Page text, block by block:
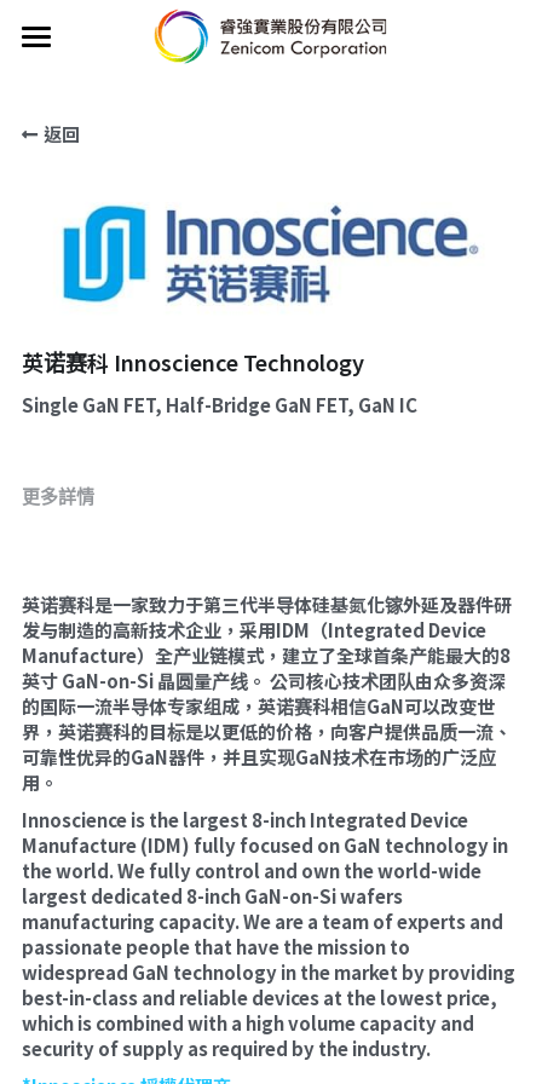
競爭優勢
新聞
聯絡我們
返回
英诺赛科 Innoscience Technology
Single GaN FET, Half-Bridge GaN FET, GaN IC
更多詳情
英诺赛科是一家致力于第三代半导体硅基氮化镓外延及器件研
发与制造的高新技术企业，采用IDM（Integrated Device
Manufacture）全产业链模式，建立了全球首条产能最大的8
英寸 GaN-on-Si 晶圆量产线。 公司核心技术团队由众多资深
的国际一流半导体专家组成，英诺赛科相信GaN可以改变世
界，英诺赛科的目标是以更低的价格，向客户提供品质一流、
可靠性优异的GaN器件，并且实现GaN技术在市场的广泛应
用。
Innoscience is the largest 8-inch Integrated Device
Manufacture (IDM) fully focused on GaN technology in
the world. We fully control and own the world-wide
largest dedicated 8-inch GaN-on-Si wafers
manufacturing capacity. We are a team of experts and
passionate people that have the mission to
widespread GaN technology in the market by providing
best-in-class and reliable devices at the lowest price,
which is combined with a high volume capacity and
security of supply as required by the industry.